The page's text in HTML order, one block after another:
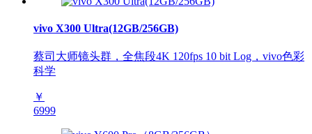
vivo X300 Ultra(12GB/256GB)
蔡司大师镜头群，全焦段4K 120fps 10 bit Log，vivo色彩
科学
￥
6999